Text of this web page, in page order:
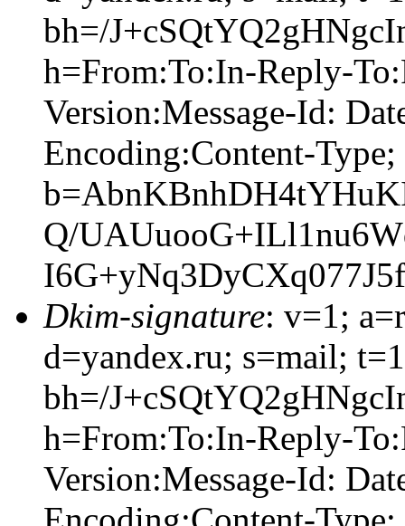
bh=/
h=From:To:In-Reply-
Version:Message-Id:
Encoding:Content-Type;
Q/
Dkim-signature: v=1;
d=yandex.ru; s=mail;
bh=/
h=From:To:In-Reply-
Version:Message-Id: